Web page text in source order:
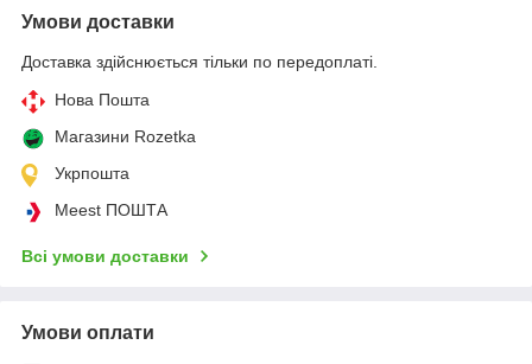
Умови доставки
Доставка здійснюється тільки по передоплаті.
Нова Пошта
Магазини Rozetka
Укрпошта
Meest ПОШТА
Всі умови доставки
Умови оплати